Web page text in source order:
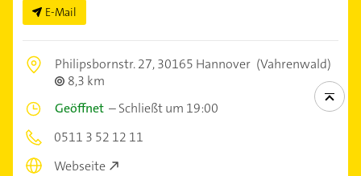
E-Mail
Philipsbornstr. 27,30165 Hannover (Vahrenwald)
8,3 km
Geöffnet –Schließt um 19:00
0511 3 52 12 11
Webseite